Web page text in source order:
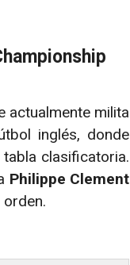
actualmente milita
inglés, donde
clasificatoria.
Philippe Clement